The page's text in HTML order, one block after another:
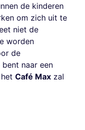
de kinderen
om zich uit te
niet de
worden
de
naar een
Café Max zal